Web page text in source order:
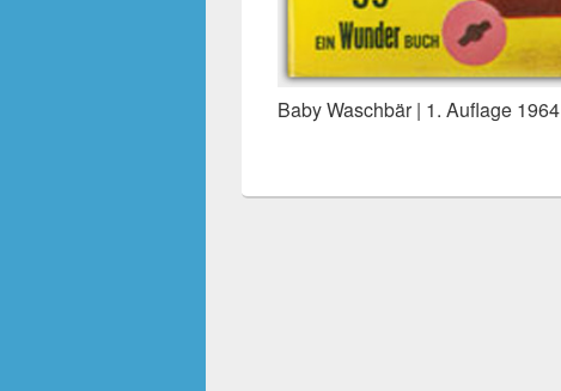
Baby Waschbär | 1. Auflage 1964